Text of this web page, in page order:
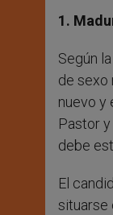
1.
Según
de sexo
nuevo y
Pastor
debe
El
situarse